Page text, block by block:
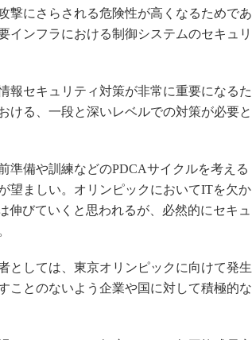
撃にさらされる危険性が高くなるためであ
インフラにおける制御システムのセキュリ
セキュリティ対策が非常に重要になるた
ける、一段と深いレベルでの対策が必要と
備や訓練などのPDCAサイクルを考える
望ましい。オリンピックにおいてITを欠か
伸びていくと思われるが、必然的にセキュ
しては、東京オリンピックに向けて発生
ことのないよう企業や国に対して積極的な